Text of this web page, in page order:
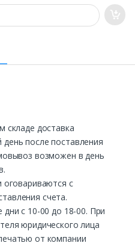
складе доставка
после поставления
возможен в день
оговариваются с
счета.
с 10-00 до 18-00. При
юридического лица
от компании